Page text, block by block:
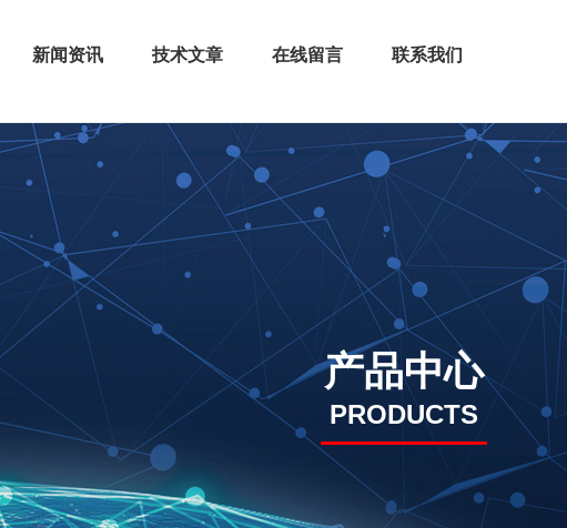
新闻资讯 技术文章 在线留言 联系我们
产品中心
PRODUCTS